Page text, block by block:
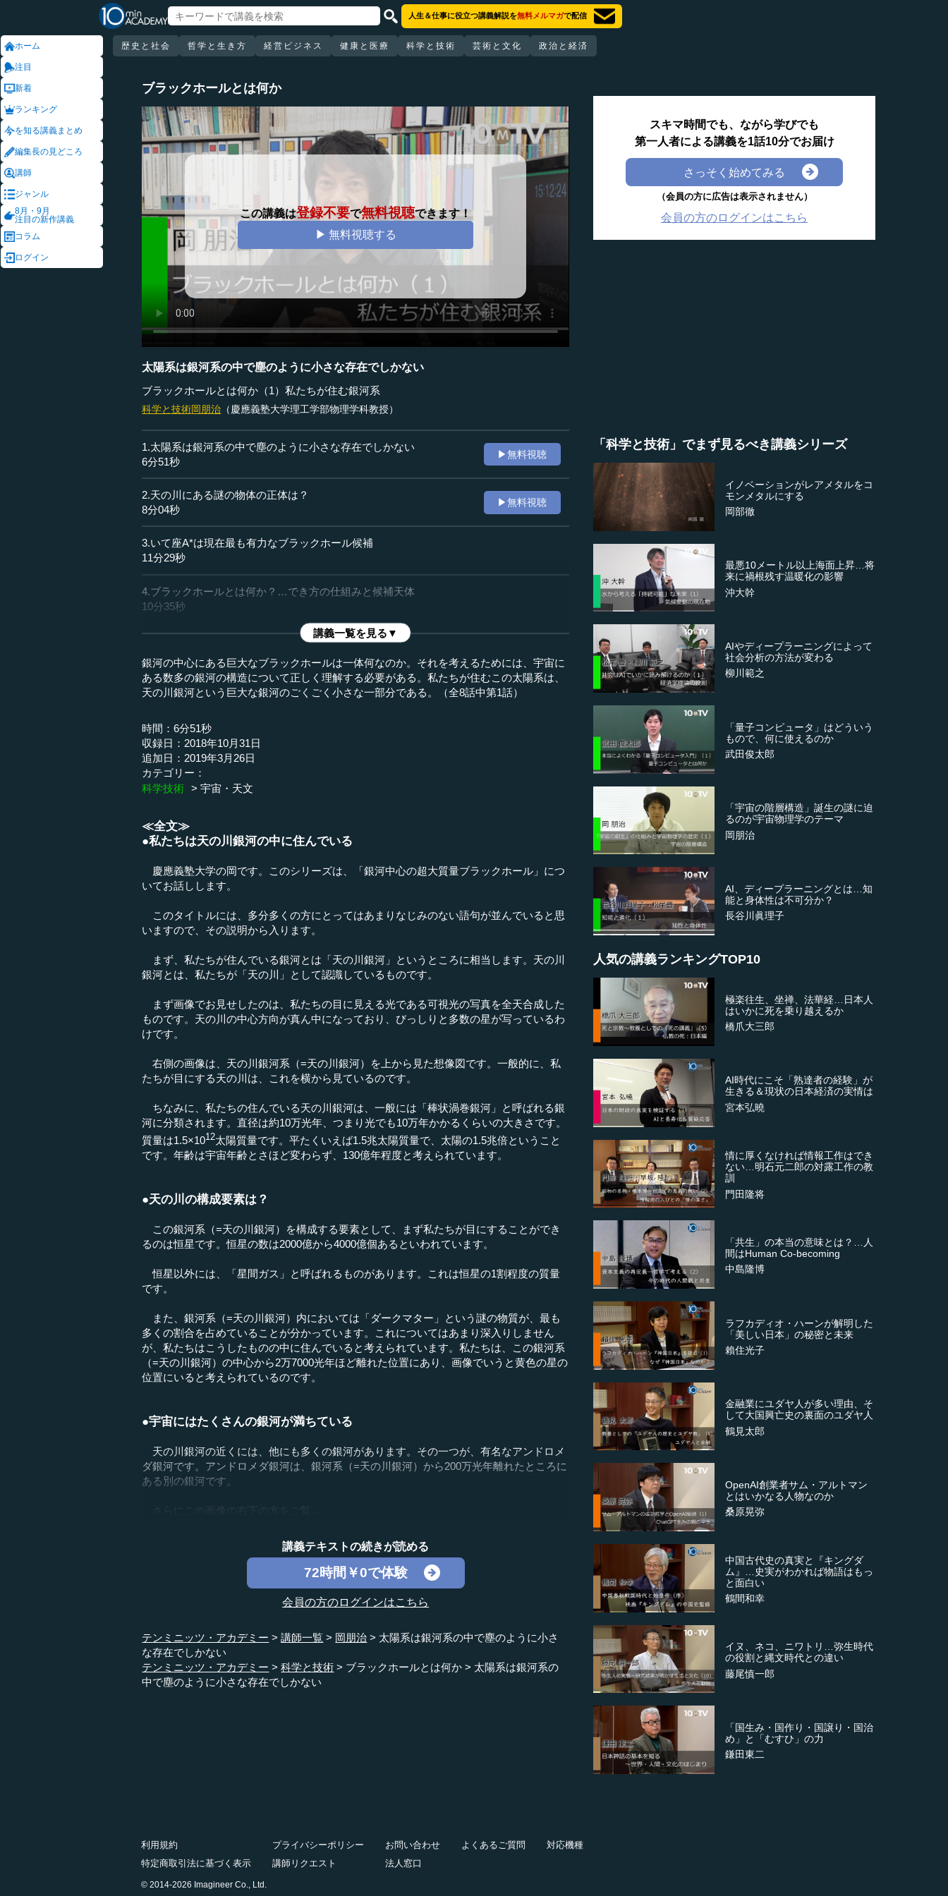
ホーム
注目
新着
ランキング
を知る講義まとめ
編集長の見どころ
講師
ジャンル
8月・9月
注目の新作講義
コラム
ログイン
人生＆仕事に役立つ講義解説を無料メルマガで配信
歴史と社会 哲学と生き方 経営ビジネス 健康と医療 科学と技術 芸術と文化 政治と経済
ブラックホールとは何か
この講義は登録不要で無料視聴できます！
▶ 無料視聴する
太陽系は銀河系の中で塵のように小さな存在でしかない
ブラックホールとは何か（1）私たちが住む銀河系
科学と技術岡朋治 （慶應義塾大学理工学部物理学科教授）
1.太陽系は銀河系の中で塵のように小さな存在でしかない
6分51秒
▶無料視聴
2.天の川にある謎の物体の正体は？
8分04秒
▶無料視聴
3.いて座A*は現在最も有力なブラックホール候補
11分29秒
4.ブラックホールとは何か？…でき方の仕組みと候補天体
10分35秒
講義一覧を見る▼
銀河の中心にある巨大なブラックホールは一体何なのか。それを考えるためには、宇宙に
ある数多の銀河の構造について正しく理解する必要がある。私たちが住むこの太陽系は、
天の川銀河という巨大な銀河のごくごく小さな一部分である。（全8話中第1話）
時間：6分51秒
収録日：2018年10月31日
追加日：2019年3月26日
カテゴリー：
科学技術
宇宙・天文
≪全文≫
●私たちは天の川銀河の中に住んでいる
慶應義塾大学の岡です。このシリーズは、「銀河中心の超大質量ブラックホール」につ
いてお話しします。
このタイトルには、多分多くの方にとってはあまりなじみのない語句が並んでいると思
いますので、その説明から入ります。
まず、私たちが住んでいる銀河とは「天の川銀河」というところに相当します。天の川
銀河とは、私たちが「天の川」として認識しているものです。
まず画像でお見せしたのは、私たちの目に見える光である可視光の写真を全天合成した
ものです。天の川の中心方向が真ん中になっており、びっしりと多数の星が写っているわ
けです。
右側の画像は、天の川銀河系（=天の川銀河）を上から見た想像図です。一般的に、私
たちが目にする天の川は、これを横から見ているのです。
ちなみに、私たちの住んでいる天の川銀河は、一般には「棒状渦巻銀河」と呼ばれる銀
河に分類されます。直径は約10万光年、つまり光でも10万年かかるくらいの大きさです。
質量は1.5×1012太陽質量です。平たくいえば1.5兆太陽質量で、太陽の1.5兆倍ということ
です。年齢は宇宙年齢とさほど変わらず、130億年程度と考えられています。
●天の川の構成要素は？
この銀河系（=天の川銀河）を構成する要素として、まず私たちが目にすることができ
るのは恒星です。恒星の数は2000億から4000億個あるといわれています。
恒星以外には、「星間ガス」と呼ばれるものがあります。これは恒星の1割程度の質量
です。
また、銀河系（=天の川銀河）内においては「ダークマター」という謎の物質が、最も
多くの割合を占めていることが分かっています。これについてはあまり深入りしません
が、私たちはこうしたものの中に住んでいると考えられています。私たちは、この銀河系
（=天の川銀河）の中心から2万7000光年ほど離れた位置にあり、画像でいうと黄色の星の
位置にいると考えられているのです。
●宇宙にはたくさんの銀河が満ちている
天の川銀河の近くには、他にも多くの銀河があります。その一つが、有名なアンドロメ
ダ銀河です。アンドロメダ銀河は、銀河系（=天の川銀河）から200万光年離れたところに
ある別の銀河です。
さらにこの画像の右下の方をご覧...
講義テキストの続きが読める
72時間￥0で体験
会員の方のログインはこちら
テンミニッツ・アカデミー 講師一覧 岡朋治
太陽系は銀河系の中で塵のように小さ
な存在でしかない
テンミニッツ・アカデミー
科学と技術 ブラックホールとは何か
太陽系は銀河系の
中で塵のように小さな存在でしかない
スキマ時間でも、ながら学びでも
第一人者による講義を1話10分でお届け
さっそく始めてみる
（会員の方に広告は表示されません）
会員の方のログインはこちら
「科学と技術」でまず見るべき講義シリーズ
イノベーションがレアメタルをコ
モンメタルにする
岡部徹
最悪10メートル以上海面上昇…将
来に禍根残す温暖化の影響
沖大幹
AIやディープラーニングによって
社会分析の方法が変わる
柳川範之
「量子コンピュータ」はどういう
もので、何に使えるのか
武田俊太郎
「宇宙の階層構造」誕生の謎に迫
るのが宇宙物理学のテーマ
岡朋治
AI、ディープラーニングとは…知
能と身体性は不可分か？
長谷川眞理子
人気の講義ランキングTOP10
極楽往生、坐禅、法華経…日本人
はいかに死を乗り越えるか
橋爪大三郎
AI時代にこそ「熟達者の経験」が
生きる＆現状の日本経済の実情は
宮本弘曉
情に厚くなければ情報工作はでき
ない…明石元二郎の対露工作の教
訓
門田隆将
「共生」の本当の意味とは？…人
間はHuman Co-becoming
中島隆博
ラフカディオ・ハーンが解明した
「美しい日本」の秘密と未来
賴住光子
金融業にユダヤ人が多い理由、そ
して大国興亡史の裏面のユダヤ人
鶴見太郎
OpenAI創業者サム・アルトマン
とはいかなる人物なのか
桑原晃弥
中国古代史の真実と『キングダ
ム』…史実がわかれば物語はもっ
と面白い
鶴間和幸
イヌ、ネコ、ニワトリ…弥生時代
の役割と縄文時代との違い
藤尾慎一郎
「国生み・国作り・国譲り・国治
め」と「むすひ」の力
鎌田東二
利用規約 プライバシーポリシー お問い合わせ よくあるご質問
対応機種
特定商取引法に基づく表示
講師リクエスト 法人窓口
© 2014-2026 Imagineer Co., Ltd.